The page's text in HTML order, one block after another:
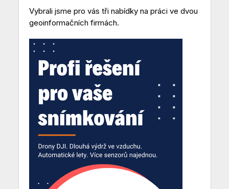
Vybrali jsme pro vás tři nabídky na práci ve dvou
geoinformačních firmách.